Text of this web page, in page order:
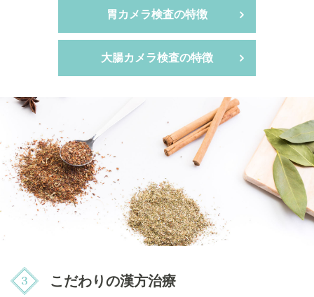
胃カメラ検査の特徴
大腸カメラ検査の特徴
こだわりの漢方治療